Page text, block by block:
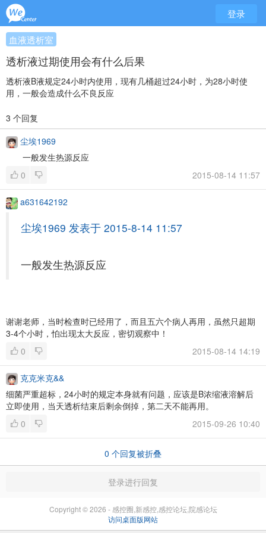
登录
血液透析室
透析液过期使用会有什么后果
透析液B液规定24小时内使用，现有几桶超过24小时，为28小时使
用，一般会造成什么不良反应
3 个回复
尘埃1969
一般发生热源反应
0
2015-08-14 11:57
a631642192
尘埃1969 发表于 2015-8-14 11:57
一般发生热源反应
谢谢老师，当时检查时已经用了，而且五六个病人再用，虽然只超期
3-4个小时，怕出现太大反应，密切观察中！
0
2015-08-14 14:19
克克米克&&
细菌严重超标，24小时的规定本身就有问题，应该是B浓缩液溶解后
立即使用，当天透析结束后剩余倒掉，第二天不能再用。
0
2015-09-26 10:40
0 个回复被折叠
登录进行回复
Copyright © 2026 - 感控圈,新感控,感控论坛,院感论坛
访问桌面版网站